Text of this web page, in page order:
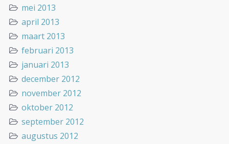
mei 2013
april 2013
maart 2013
februari 2013
januari 2013
december 2012
november 2012
oktober 2012
september 2012
augustus 2012